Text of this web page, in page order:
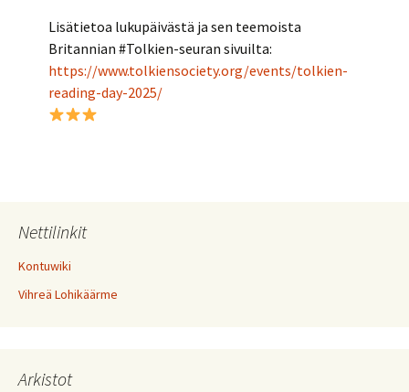
Lisätietoa lukupäivästä ja sen teemoista
Britannian #Tolkien-seuran sivuilta:
https://www.tolkiensociety.org/events/tolkien-
reading-day-2025/
Nettilinkit
Kontuwiki
Vihreä Lohikäärme
Arkistot